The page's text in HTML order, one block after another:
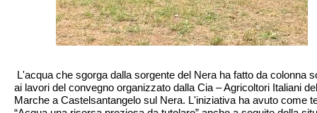
L'acqua che sgorga dalla sorgente del Nera ha fatto da colonna
ai lavori del convegno organizzato dalla Cia – Agricoltori Italiani
Marche a Castelsantangelo sul Nera. L'iniziativa ha avuto come